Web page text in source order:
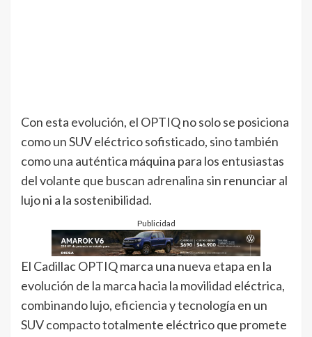
Con esta evolución, el OPTIQ no solo se posiciona
como un SUV eléctrico sofisticado, sino también
como una auténtica máquina para los entusiastas
del volante que buscan adrenalina sin renunciar al
lujo ni a la sostenibilidad.
Publicidad
El Cadillac OPTIQ marca una nueva etapa en la
evolución de la marca hacia la movilidad eléctrica,
combinando lujo, eficiencia y tecnología en un
SUV compacto totalmente eléctrico que promete